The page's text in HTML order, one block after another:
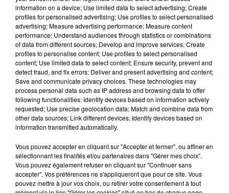
ANGERS SCO. L'ATTAQUANT LANROY MACHINE PRÊTÉ AUX PAYS-
BAS
information on a device; Use limited data to select advertising; Create
profiles for personalised advertising; Use profiles to select personalised
advertising; Measure advertising performance; Measure content
performance; Understand audiences through statistics or combinations
of data from different sources; Develop and improve services; Create
profiles to personalise content; Use profiles to select personalised
content; Use limited data to select content; Ensure security, prevent and
detect fraud, and fix errors; Deliver and present advertising and content;
Save and communicate privacy choices. These technologies may
process personal data such as IP address and browsing data to offer
following functionalities: Identify devices based on information actively
requested; Use precise geolocation data; Match and combine data from
other data sources; Link different devices; Identify devices based on
information transmitted automatically.
Vous pouvez accepter en cliquant sur "Accepter et fermer", ou affiner en
sélectionnant les finalités et/ou partenaires dans "Gérer mes choix".
Vous pouvez également refuser en cliquant sur "Continuer sans
accepter". Vos préférences ne s'appliqueront que pour ce site. Vous
pouvez mettre à jour vos choix, ou retirer votre consentement à tout